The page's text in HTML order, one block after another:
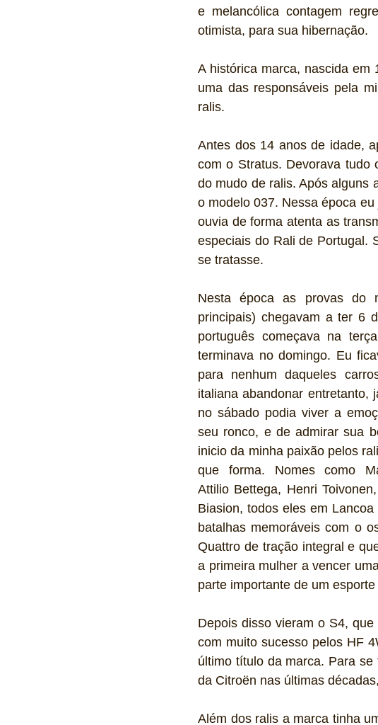
e melancólica contagem
otimista, para sua hibernação.
A histórica marca, nascida em
uma das responsáveis pela
ralis.
Antes dos 14 anos de idade,
com o Stratus. Devorava tudo
do mudo de ralis. Após alguns
o modelo 037. Nessa época
ouvia de forma atenta as
especiais do Rali de Portugal.
se tratasse.
Nesta época as provas do
principais) chegavam a ter 6
português começava na
terminava no domingo. Eu
para nenhum daqueles
italiana abandonar entretanto,
no sábado podia viver a
seu ronco, e de admirar sua
inicio da minha paixão pelos
que forma. Nomes como
Attilio Bettega, Henri
Biasion, todos eles em Lancoa
batalhas memoráveis com o
Quattro de tração integral e
a primeira mulher a vencer
parte importante de um
Depois disso vieram o S4,
com muito sucesso pelos HF
último título da marca. Para
da Citroën nas últimas
Além dos ralis a marca tinha